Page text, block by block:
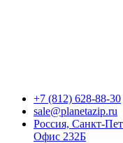
+7 (812) 628-88-30
sale@planetazip.ru
Россия, Санкт-
Офис 232Б